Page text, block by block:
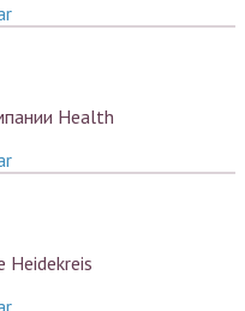
Health
Heidekreis